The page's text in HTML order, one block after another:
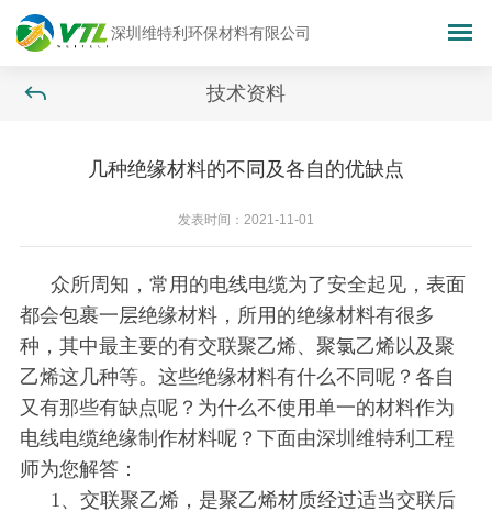
深圳维特利环保材料有限公司
技术资料
几种绝缘材料的不同及各自的优缺点
发表时间：2021-11-01
众所周知，常用的电线电缆为了安全起见，表面
都会包裹一层绝缘材料，所用的绝缘材料有很多
种，其中最主要的有交联聚乙烯、聚氯乙烯以及聚
乙烯这几种等。这些绝缘材料有什么不同呢？各自
又有那些有缺点呢？为什么不使用单一的材料作为
电线电缆绝缘制作材料呢？下面由深圳维特利工程
师为您解答：
1、交联聚乙烯，是聚乙烯材质经过适当交联后